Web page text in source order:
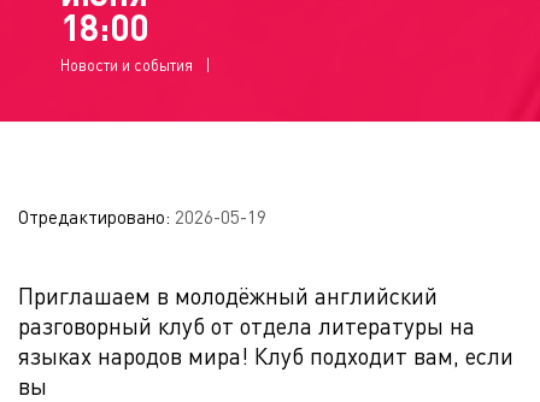
18:00
Новости и события
Отредактировано: 2026-05-19
Приглашаем в молодёжный английский
разговорный клуб от отдела литературы на
языках народов мира! Клуб подходит вам, если
вы